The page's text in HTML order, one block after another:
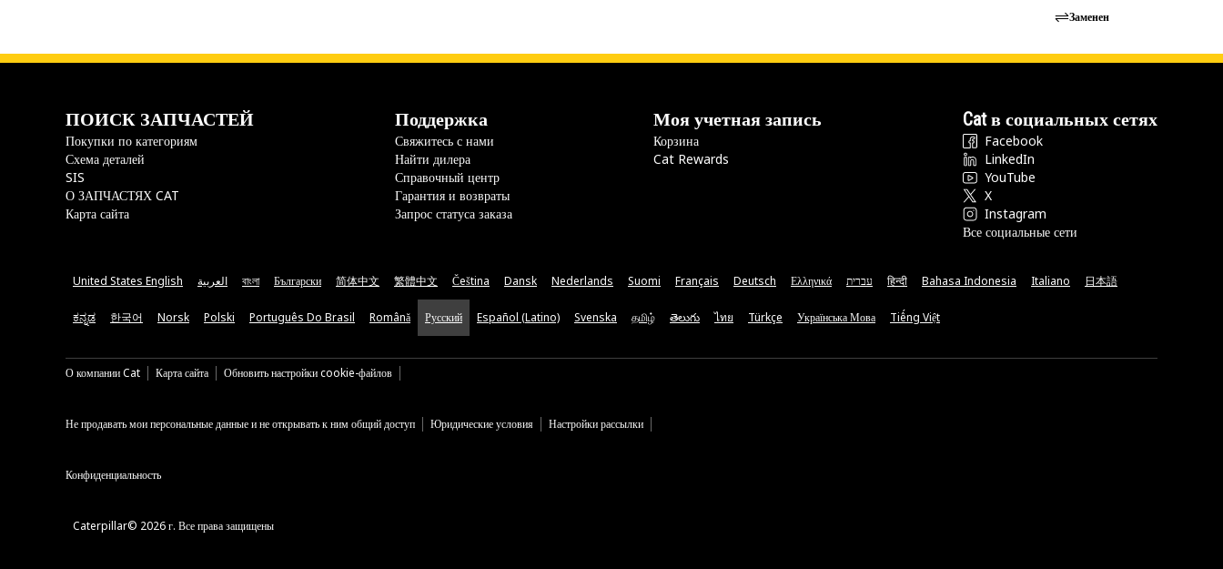
Заменен
ПОИСК ЗАПЧАСТЕЙ
Покупки по категориям
Схема деталей
SIS
О ЗАПЧАСТЯХ CAT
Карта сайта
Поддержка
Свяжитесь с нами
Найти дилера
Справочный центр
Гарантия и возвраты
Запрос статуса заказа
Моя учетная запись
Корзина
Cat Rewards
Cat в социальных сетях
Facebook
LinkedIn
YouTube
X
Instagram
Все социальные сети
United States English العربية বাংলা Български 简体中文 繁體中文 Čeština Dansk Nederlands Suomi Français Deutsch Ελληνικά עברית हिन्दी Bahasa Indonesia Italiano 日本語
ಕನ್ನಡ 한국어 Norsk Polski Português Do Brasil Română Русский Español (Latino) Svenska தமிழ் తెలుగు ไทย Türkçe Українська Мова Tiếng Việt
О компании Cat Карта сайта Обновить настройки cookie-файлов
Не продавать мои персональные данные и не открывать к ним общий доступ Юридические условия Настройки рассылки
Конфиденциальность
Caterpillar© 2026 г. Все права защищены